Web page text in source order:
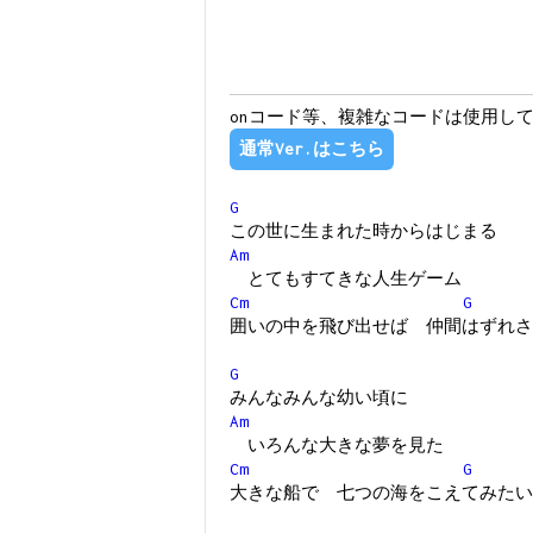
onコード等、複雑なコードは使用して
通常Ver.はこちら
G
この世に生まれた時からはじまる
Am
とてもすてきな人生ゲーム
Cm
G
囲いの中を飛び出せば 仲間はずれさ
G
みんなみんな幼い頃に
Am
いろんな大きな夢を見た
Cm
G
大きな船で 七つの海をこえてみたい